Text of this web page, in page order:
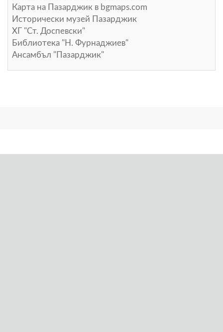
Карта на Пазарджик в bgmaps.com
Исторически музей Пазарджик
ХГ "Ст. Доспевски"
Библиотека "Н. Фурнаджиев"
Ансамбъл "Пазарджик"